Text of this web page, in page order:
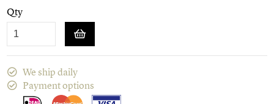
Qty
We ship daily
Payment options